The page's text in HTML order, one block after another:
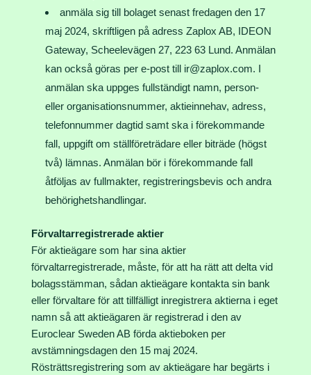
anmäla sig till bolaget senast fredagen den 17
maj 2024, skriftligen på adress Zaplox AB, IDEON
Gateway, Scheelevägen 27, 223 63 Lund. Anmälan
kan också göras per e-post till ir@zaplox.com. I
anmälan ska uppges fullständigt namn, person-
eller organisationsnummer, aktieinnehav, adress,
telefonnummer dagtid samt ska i förekommande
fall, uppgift om ställföreträdare eller biträde (högst
två) lämnas. Anmälan bör i förekommande fall
åtföljas av fullmakter, registreringsbevis och andra
behörighetshandlingar.
Förvaltarregistrerade aktier
För aktieägare som har sina aktier
förvaltarregistrerade, måste, för att ha rätt att delta vid
bolagsstämman, sådan aktieägare kontakta sin bank
eller förvaltare för att tillfälligt inregistrera aktierna i eget
namn så att aktieägaren är registrerad i den av
Euroclear Sweden AB förda aktieboken per
avstämningsdagen den 15 maj 2024.
Rösträttsregistrering som av aktieägare har begärts i